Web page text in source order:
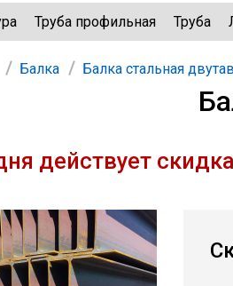
Труба профильная Труба
Балка Балка стальная
действует